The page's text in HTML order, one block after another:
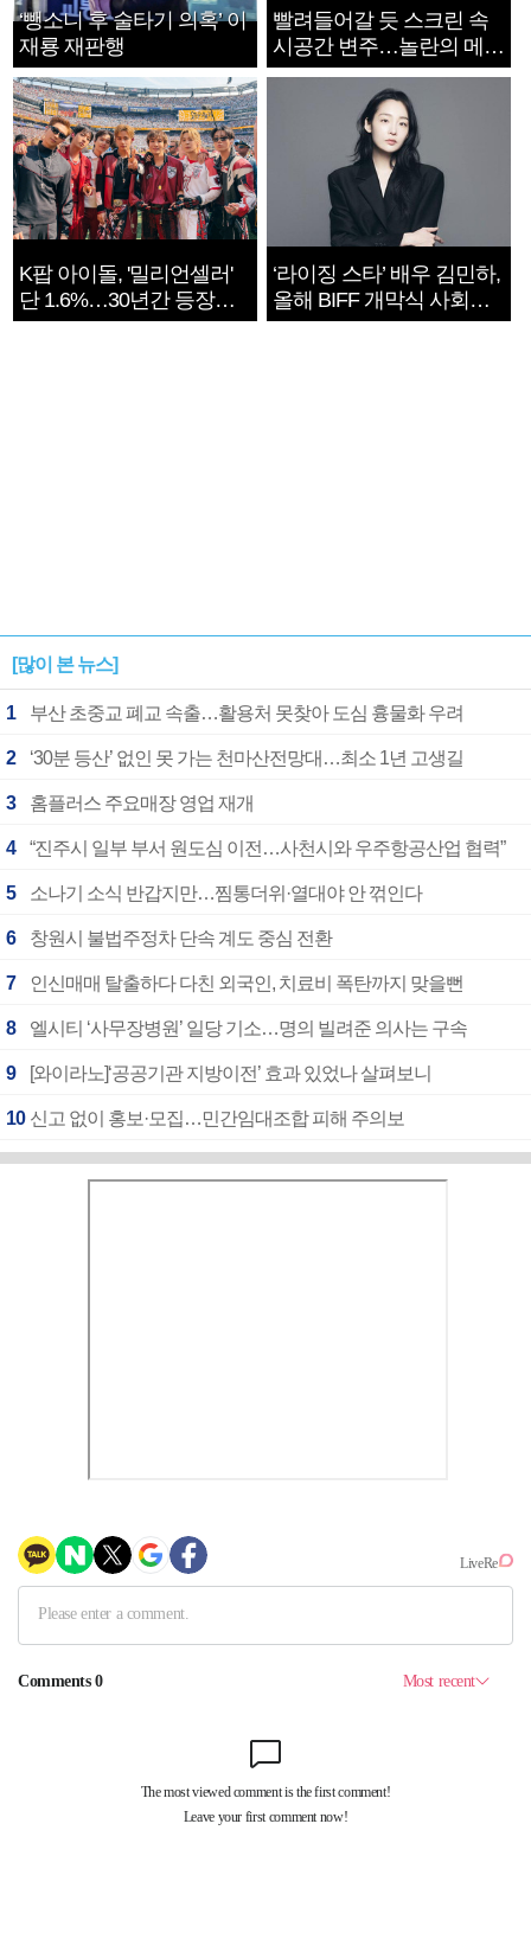
‘뺑소니 후 술타기 의혹’ 이
재룡 재판행
빨려들어갈 듯 스크린 속
시공간 변주…놀란의 메시
지는 ‘전쟁 속죄’
K팝 아이돌, '밀리언셀러'
단 1.6%…30년간 등장
1182개팀 전수조사
‘라이징 스타’ 배우 김민하,
올해 BIFF 개막식 사회자
확정
[많이 본 뉴스]
1 부산 초중교 폐교 속출…활용처 못찾아 도심 흉물화 우려
2 ‘30분 등산’ 없인 못 가는 천마산전망대…최소 1년 고생길
3 홈플러스 주요매장 영업 재개
4 “진주시 일부 부서 원도심 이전…사천시와 우주항공산업 협력”
5 소나기 소식 반갑지만…찜통더위·열대야 안 꺾인다
6 창원시 불법주정차 단속 계도 중심 전환
7 인신매매 탈출하다 다친 외국인, 치료비 폭탄까지 맞을뻔
8 엘시티 ‘사무장병원’ 일당 기소…명의 빌려준 의사는 구속
9 [와이라노]‘공공기관 지방이전’ 효과 있었나 살펴보니
10 신고 없이 홍보·모집…민간임대조합 피해 주의보